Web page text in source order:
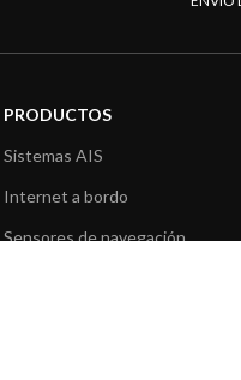
PRODUCTOS
Sistemas AIS
Internet a bordo
Sensores de navegación